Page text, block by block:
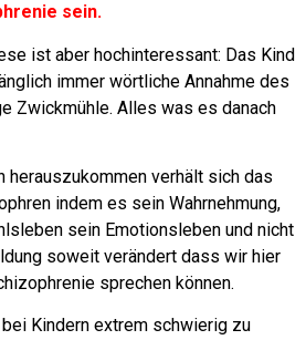
sein.
ist aber hochinteressant: Das Kind
immer wörtliche Annahme des
Zwickmühle. Alles was es danach
herauszukommen verhält sich das
indem es sein Wahrnehmung,
sein Emotionsleben und nicht
soweit verändert dass wir hier
sprechen können.
Kindern extrem schwierig zu